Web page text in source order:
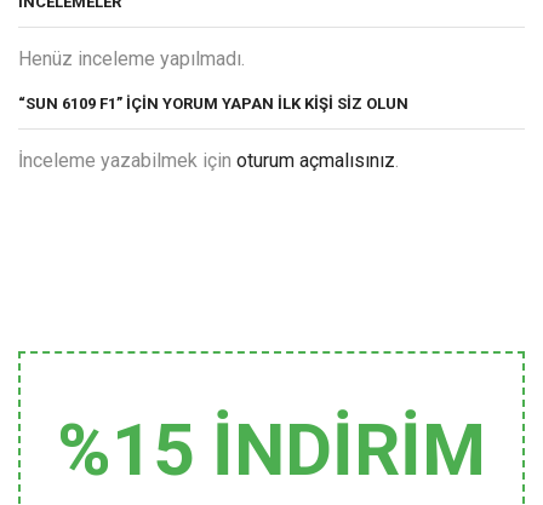
Henüz inceleme yapılmadı.
“SUN 6109 F1” IÇIN YORUM YAPAN ILK KIŞI SIZ OLUN
İnceleme yazabilmek için oturum açmalısınız.
%15 İNDİRİM